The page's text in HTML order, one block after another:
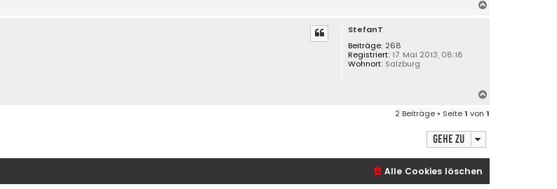
StefanT
Beiträge: 268
Registriert: 17. Mai 2013, 08:18
Wohnort: Salzburg
b
n
2 Beiträge • Seite1 von 1
Gehe zu
Alle Cookies löschen